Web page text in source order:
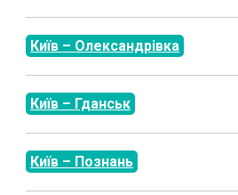
Київ – Олександрівка
Київ – Гданськ
Київ – Познань